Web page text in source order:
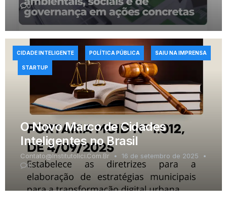
0
O Novo Marco de Cidades
Inteligentes no Brasil
Contato@institutolici.com.br
16 de setembro de 2025
0
CIDADE INTELIGENTE POLÍTICA PÚBLICA SAIU NA IMPRENSA
STARTUP